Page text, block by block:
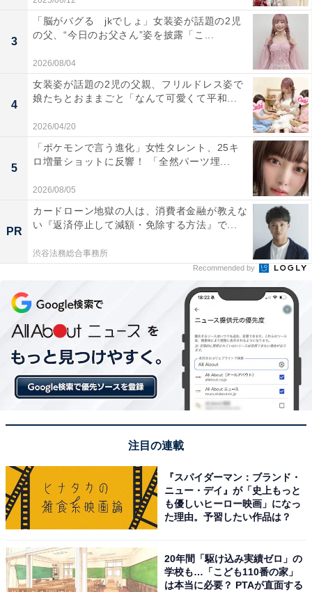
3
「脳がバグる jkでしょ」女装姿が話題の2児
の父、“今日のお父さん”姿を披露「こ...
2026/08/04
4
女装姿が話題の2児の父親、フリルドレス姿で
娘たちとおままごと「なんて可愛くて平和...
2026/04/20
5
「ポケモンで言う進化」女性タレント、25キ
ロ増量ショットに反響！ 「全然パーツ埋...
2026/08/05
PR
カードローン地獄の人は、消費者金融が教えな
い『返済停止して減額・免除する方法』で...
渋谷法務総合事務所
Recommended by
注目の連載
『スパイダーマン：ブランド・
ニュー・デイ』が「史上もっと
も優しいヒーロー映画」になっ
た理由。予習したい作品は？
20年間「駆け込み実績ゼロ」の
学校も…「こども110番の家」
は本当に必要？ PTAが直面する